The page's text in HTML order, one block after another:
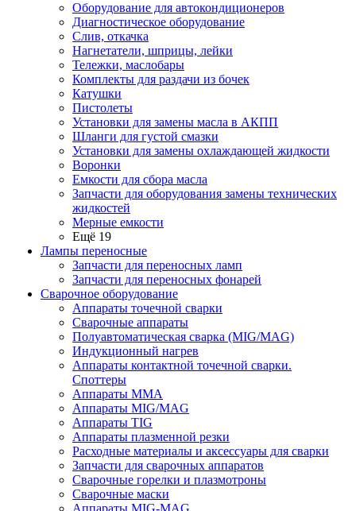
Оборудование для автокондиционеров
Диагностическое оборудование
Слив, откачка
Нагнетатели, шприцы, лейки
Тележки, маслобары
Комплекты для раздачи из бочек
Катушки
Пистолеты
Установки для замены масла в АКПП
Шланги для густой смазки
Установки для замены охлаждающей жидкости
Воронки
Емкости для сбора масла
Запчасти для оборудования замены технических
жидкостей
Мерные емкости
Ещё 19
Лампы переносные
Запчасти для переносных ламп
Запчасти для переносных фонарей
Сварочное оборудование
Аппараты точечной сварки
Сварочные аппараты
Полуавтоматическая сварка (MIG/MAG)
Индукционный нагрев
Аппараты контактной точечной сварки.
Споттеры
Аппараты MMA
Аппараты MIG/MAG
Аппараты TIG
Аппараты плазменной резки
Расходные материалы и аксессуары для сварки
Запчасти для сварочных аппаратов
Сварочные горелки и плазмотроны
Сварочные маски
Аппараты MIG-MAG